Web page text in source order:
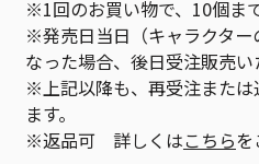
※1回のお買い物で、10個ま
※発売日当日（キャラクター
なった場合、後日受注販売い
※上記以降も、再受注また
ます。
※返品可 詳しくはこちらを